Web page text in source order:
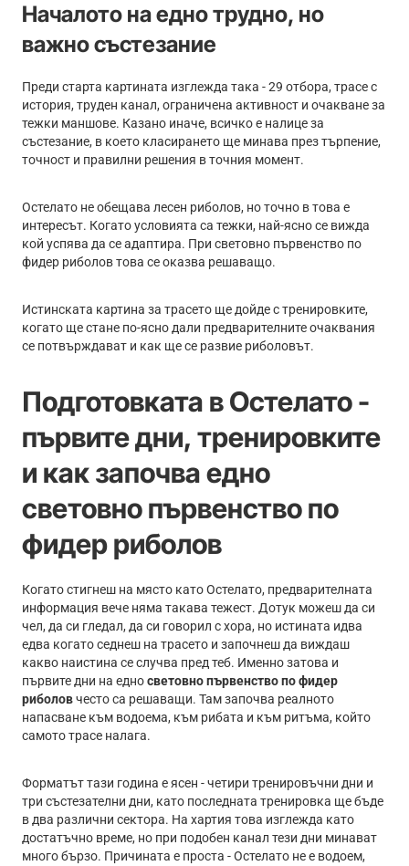
Началото на едно трудно, но
важно състезание
Преди старта картината изглежда така - 29 отбора, трасе с
история, труден канал, ограничена активност и очакване за
тежки маншове. Казано иначе, всичко е налице за
състезание, в което класирането ще минава през търпение,
точност и правилни решения в точния момент.
Остелато не обещава лесен риболов, но точно в това е
интересът. Когато условията са тежки, най-ясно се вижда
кой успява да се адаптира. При световно първенство по
фидер риболов това се оказва решаващо.
Истинската картина за трасето ще дойде с тренировките,
когато ще стане по-ясно дали предварителните очаквания
се потвърждават и как ще се развие риболовът.
Подготовката в Остелато -
първите дни, тренировките
и как започва едно
световно първенство по
фидер риболов
Когато стигнеш на място като Остелато, предварителната
информация вече няма такава тежест. Дотук можеш да си
чел, да си гледал, да си говорил с хора, но истината идва
едва когато седнеш на трасето и започнеш да виждаш
какво наистина се случва пред теб. Именно затова и
първите дни на едносветовно първенство по фидер
риболовчесто са решаващи. Там започва реалното
напасване към водоема, към рибата и към ритъма, който
самото трасе налага.
Форматът тази година е ясен - четири тренировъчни дни и
три състезателни дни, като последната тренировка ще бъде
в два различни сектора. На хартия това изглежда като
достатъчно време, но при подобен канал тези дни минават
много бързо. Причината е проста - Остелато не е водоем,